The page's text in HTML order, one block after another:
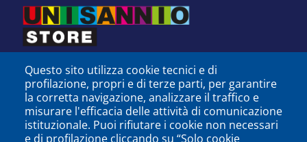
Questo sito utilizza cookie tecnici e di
profilazione, propri e di terze parti, per garantire
la corretta navigazione, analizzare il traffico e
misurare l'efficacia delle attività di comunicazione
istituzionale. Puoi rifiutare i cookie non necessari
e di profilazione cliccando su “Solo cookie